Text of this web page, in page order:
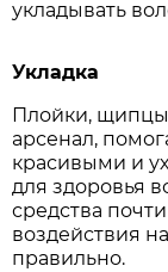
укладывать
Укладка
Плойки,
арсенал,
красивыми и
для здоровья
средства
воздействия
правильно.